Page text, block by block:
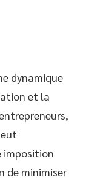
dynamique
et la
imposition
de minimiser